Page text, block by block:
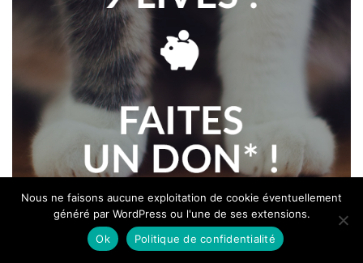
Nous ne faisons aucune exploitation de cookie éventuellement
généré par WordPress ou l'une de ses extensions.
Ok
Politique de confidentialité